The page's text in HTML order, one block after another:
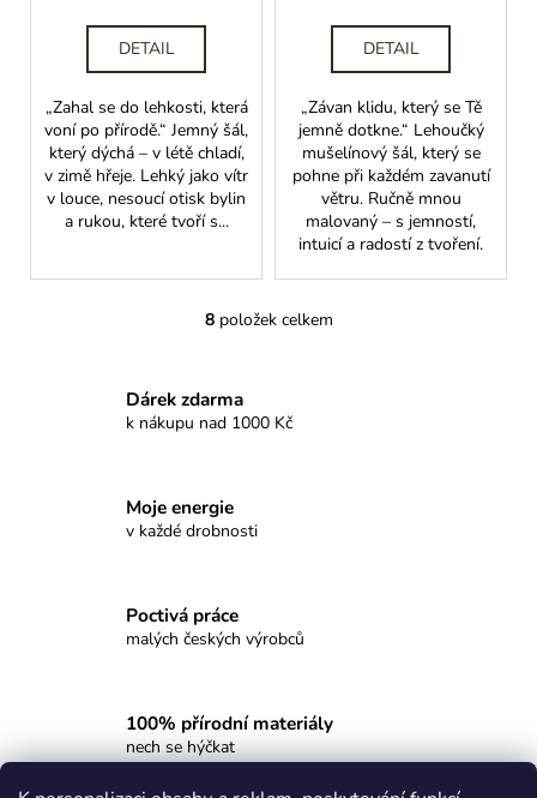
DETAIL
„Zahal se do lehkosti, která
voní po přírodě.“ Jemný šál,
který dýchá – v létě chladí,
v zimě hřeje. Lehký jako vítr
v louce, nesoucí otisk bylin
a rukou, které tvoří s...
DETAIL
„Závan klidu, který se Tě
jemně dotkne.“ Lehoučký
mušelínový šál, který se
pohne při každém zavanutí
větru. Ručně mnou
malovaný – s jemností,
intuicí a radostí z tvoření.
O
á
d
y
p
i
8položek celkem
Dárek zdarma
k nákupu nad 1000 Kč
Moje energie
v každé drobnosti
Poctivá práce
malých českých výrobců
100% přírodní materiály
nech se hýčkat